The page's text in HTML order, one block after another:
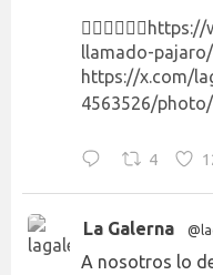
👉🏻👉🏻👉🏻 https://
llamado-pajaro/
https://x.com/
4563526/photo/
4
La Galerna
A nosotros lo